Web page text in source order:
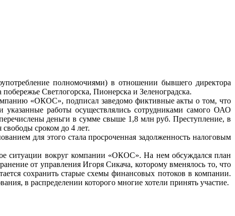
полномочиями) в отношении бывшего директора
Светлогорска, Пионерска и Зеленоградска.
«ОКОС», подписал заведомо фиктивные акты о том, что
работы осуществлялись сотрудниками самого ОАО
деньги в сумме свыше 1,8 млн руб. Преступление, в
сроком до 4 лет.
для этого стала просроченная задолженность налоговым
ситуации вокруг компании «ОКОС». На нем обсуждался план
от управления Игоря Сикача, которому вменялось то, что
сохранить старые схемы финансовых потоков в компании.
в распределении которого многие хотели принять участие.